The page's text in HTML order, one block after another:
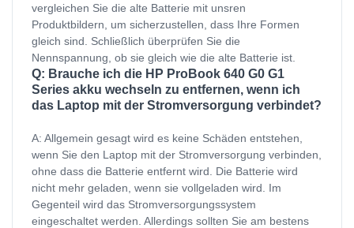
vergleichen Sie die alte Batterie mit unsren
Produktbildern, um sicherzustellen, dass Ihre Formen
gleich sind. Schließlich überprüfen Sie die
Nennspannung, ob sie gleich wie die alte Batterie ist.
Q: Brauche ich die HP ProBook 640 G0 G1
Series akku wechseln zu entfernen, wenn ich
das Laptop mit der Stromversorgung verbindet?
A: Allgemein gesagt wird es keine Schäden entstehen,
wenn Sie den Laptop mit der Stromversorgung verbinden,
ohne dass die Batterie entfernt wird. Die Batterie wird
nicht mehr geladen, wenn sie vollgeladen wird. Im
Gegenteil wird das Stromversorgungssystem
eingeschaltet werden. Allerdings sollten Sie am bestens